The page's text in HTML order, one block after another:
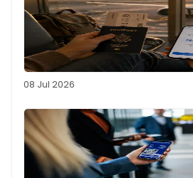
08 Jul 2026